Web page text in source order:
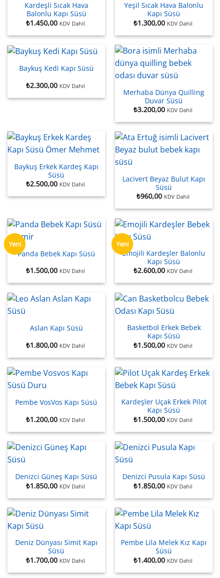
Kardeşli Sıcak Hava
Balonlu Kapı Süsü
₺1.450,00 KDV Dahil
Yeşil Sıcak Hava Balonlu
Kapı Süsü
₺1.300,00 KDV Dahil
Baykuş Kedi Kapı Süsü
₺2.300,00 KDV Dahil
Merhaba Dünya Quilling
Duvar Süsü
₺3.200,00 KDV Dahil
Baykuş Erkek Kardeş Kapı
Süsü
₺2.500,00 KDV Dahil
Lacivert Beyaz Bulut Kapı
Süsü
₺960,00 KDV Dahil
Yeni
Panda Bebek Kapı Süsü
₺1.500,00 KDV Dahil
Yeni
Emojili Kardeşler Balonlu
Kapı Süsü
₺2.600,00 KDV Dahil
Aslan Kapı Süsü
₺1.800,00 KDV Dahil
Basketbol Erkek Bebek
Kapı Süsü
₺1.500,00 KDV Dahil
Pembe VosVos Kapı Süsü
₺1.200,00 KDV Dahil
Kardeşler Uçak Erkek Pilot
Kapı Süsü
₺1.500,00 KDV Dahil
Denizci Güneş Kapı Süsü
₺1.850,00 KDV Dahil
Denizci Pusula Kapı Süsü
₺1.850,00 KDV Dahil
Deniz Dünyası Simit Kapı
Süsü
₺1.700,00 KDV Dahil
Pembe Lila Melek Kız Kapı
Süsü
₺1.400,00 KDV Dahil